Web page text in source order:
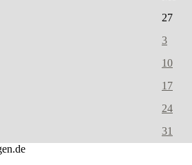
27
3
10
17
24
31